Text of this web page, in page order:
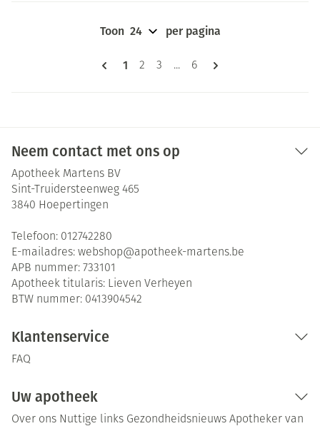
Pagina's
U lees momenteel pagina
1 Pagina
2 Pagina
3 ... Pagina
6
Toon per pagina
Neem contact met ons op
Apotheek Martens BV
Sint-Truidersteenweg 465
3840 Hoepertingen
Telefoon: 012742280
E-mailadres: webshop@apotheek-martens.be
APB nummer: 733101
Apotheek titularis: Lieven Verheyen
BTW nummer: 0413904542
Klantenservice
FAQ
Uw apotheek
Over ons Nuttige links Gezondheidsnieuws Apotheker van